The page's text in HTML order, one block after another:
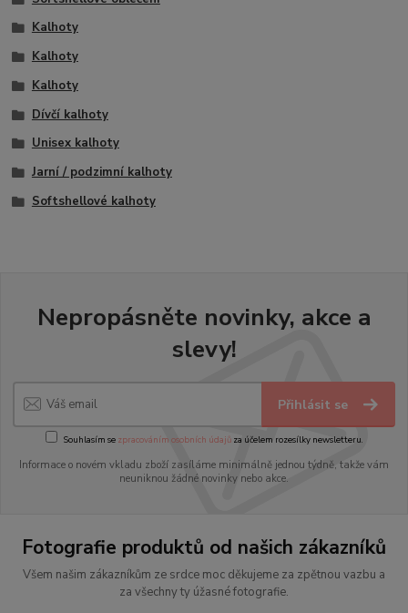
Kalhoty
Kalhoty
Kalhoty
Dívčí kalhoty
Unisex kalhoty
Jarní / podzimní kalhoty
Softshellové kalhoty
Nepropásněte novinky, akce a
slevy!
Přihlásit se
Souhlasím se zpracováním osobních údajůza účelem rozesílky newsletteru.
Informace o novém vkladu zboží zasíláme minimálně jednou týdně, takže vám
neuniknou žádné novinky nebo akce.
Fotografie produktů od našich zákazníků
Všem našim zákazníkům ze srdce moc děkujeme za zpětnou vazbu a
za všechny ty úžasné fotografie.